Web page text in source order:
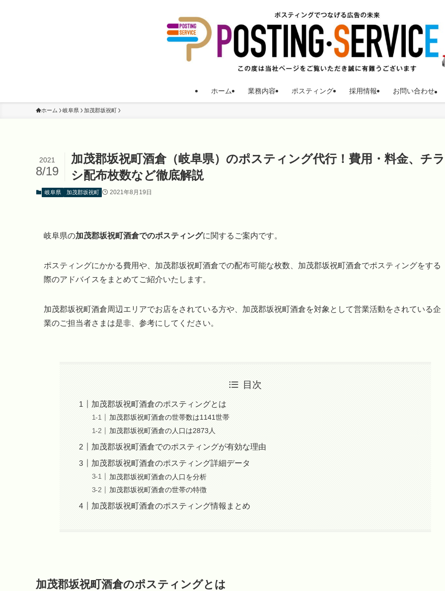
ホーム 業務内容 ポスティング 採用情報 お問い合わせ
ホーム 岐阜県 加茂郡坂祝町
加茂郡坂祝町酒倉（岐阜県）のポスティング代行！費用・料金、チラ
シ配布枚数など徹底解説
2021
8/19
岐阜県 加茂郡坂祝町 2021年8月19日
岐阜県の加茂郡坂祝町酒倉でのポスティングに関するご案内です。
ポスティングにかかる費用や、加茂郡坂祝町酒倉での配布可能な枚数、加茂郡坂祝町酒倉でポスティングをする
際のアドバイスをまとめてご紹介いたします。
加茂郡坂祝町酒倉周辺エリアでお店をされている方や、加茂郡坂祝町酒倉を対象として営業活動をされている企
業のご担当者さまは是非、参考にしてください。
目次
加茂郡坂祝町酒倉のポスティングとは
加茂郡坂祝町酒倉の世帯数は1141世帯
加茂郡坂祝町酒倉の人口は2873人
加茂郡坂祝町酒倉でのポスティングが有効な理由
加茂郡坂祝町酒倉のポスティング詳細データ
加茂郡坂祝町酒倉の人口を分析
加茂郡坂祝町酒倉の世帯の特徴
加茂郡坂祝町酒倉のポスティング情報まとめ
加茂郡坂祝町酒倉のポスティングとは